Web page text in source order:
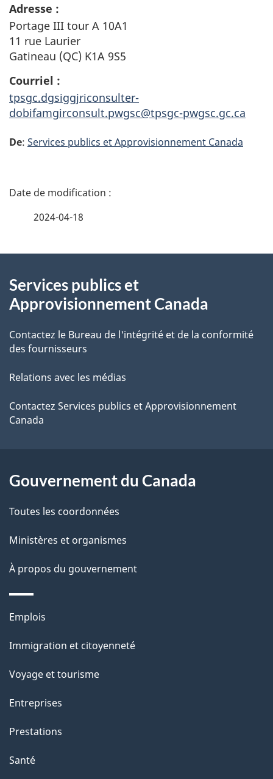
Adresse :
Portage III tour A 10A1
11 rue Laurier
Gatineau (QC) K1A 9S5
Courriel :
tpsgc.dgsiggjriconsulter-
dobifamgirconsult.pwgsc@tpsgc-pwgsc.gc.ca
De: Services publics et Approvisionnement Canada
D
i
s
d
e
l
p
a
2024-04-18
propos
de
ce
site
Services publics et
Approvisionnement Canada
Contactez le Bureau de l'intégrité et de la conformité
des fournisseurs
Relations avec les médias
Contactez Services publics et Approvisionnement
Canada
Gouvernement du Canada
Toutes les coordonnées
Ministères et organismes
À propos du gouvernement
Thèmes
sujets
Emplois
Immigration et citoyenneté
Voyage et tourisme
Entreprises
Prestations
Santé